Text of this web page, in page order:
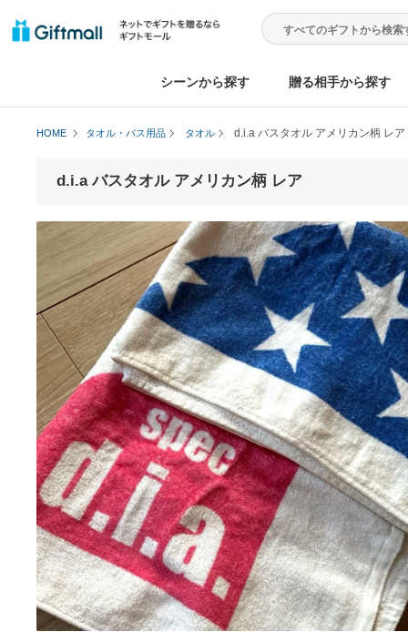
シーンから探す 贈る相手か